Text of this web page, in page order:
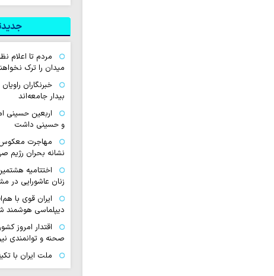
مردم تا اعلام
میدان را ترک
خبرنگاران
بیدار جامعه‌اند
اربعین حسینی
و حسینی داشت
مهاجرت معکوس
نشانه بحران رژیم
اختتامیه
زنان عاشورایی در
ایران قوی با
دیپلماسی هوشمند
اقتدار امروز
صحنه و توانمندی
ملت ایران با
آرمان‌های خود